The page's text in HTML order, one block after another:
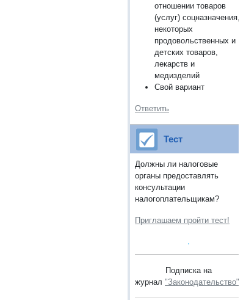
отношении товаров
(услуг) соцназначения,
некоторых
продовольственных и
детских товаров,
лекарств и
медизделий
Свой вариант
Ответить
Тест
Должны ли налоговые
органы предоставлять
консультации
налогоплательщикам?
Приглашаем пройти тест!
Подписка на
журнал "Законодательство"